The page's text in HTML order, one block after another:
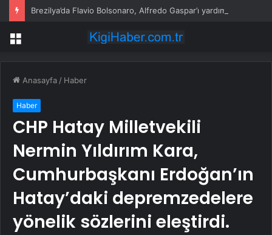
Menü
Anasayfa / Haber
Haber
CHP Hatay Milletvekili
Nermin Yıldırım Kara,
Cumhurbaşkanı Erdoğan’ın
Hatay’daki depremzedelere
yönelik sözlerini eleştirdi.